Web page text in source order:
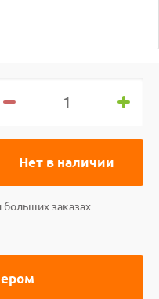
Нет в наличии
заказах